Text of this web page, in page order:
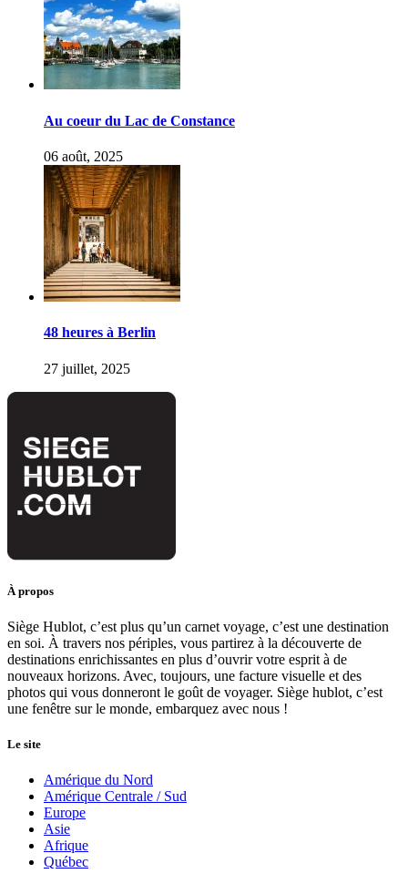
Au coeur du Lac de Constance
06 août, 2025
48 heures à Berlin
27 juillet, 2025
À propos
Siège Hublot, c’est plus qu’un carnet voyage, c’est une destination
en soi. À travers nos périples, vous partirez à la découverte de
destinations enrichissantes en plus d’ouvrir votre esprit à de
nouveaux horizons. Avec, toujours, une facture visuelle et des
photos qui vous donneront le goût de voyager. Siège hublot, c’est
une fenêtre sur le monde, embarquez avec nous !
Le site
Amérique du Nord
Amérique Centrale / Sud
Europe
Asie
Afrique
Québec